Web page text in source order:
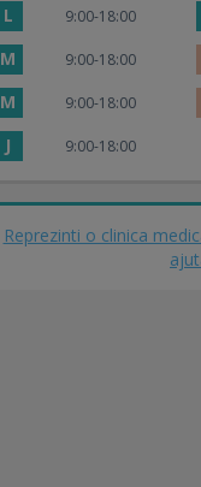
L 9:00-18:00
M 9:00-18:00
M 9:00-18:00
J 9:00-18:00
Reprezinti o clinica